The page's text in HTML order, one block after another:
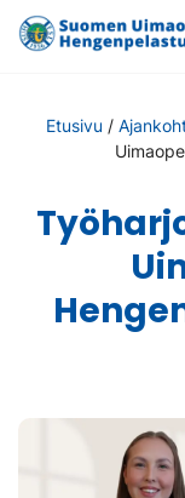
Etusivu /